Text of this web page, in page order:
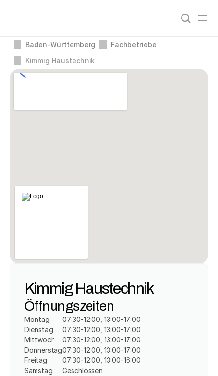
Baden-Württemberg
Fachbetriebe
Kimmig Haustechnik
Kimmig Haustechnik
Öffnungszeiten
Montag
Dienstag
Mittwoch
Donnerstag
Freitag
Samstag
07:30-12:00, 13:00-17:00
07:30-12:00, 13:00-17:00
07:30-12:00, 13:00-17:00
07:30-12:00, 13:00-17:00
07:30-12:00, 13:00-16:00
Geschlossen